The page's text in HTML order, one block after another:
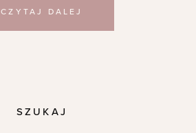
CZYTAJ DALEJ
SZUKAJ